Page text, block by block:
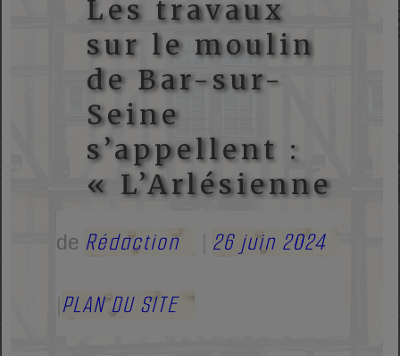
Les travaux
sur le moulin
de Bar-sur-
Seine
s’appellent :
« L’Arlésienne »
de Rédaction 26 juin 2024
PLAN DU SITE